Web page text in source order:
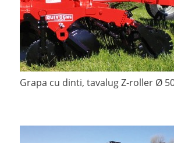
Grapa cu dinti, tavalug Z-roller Ø